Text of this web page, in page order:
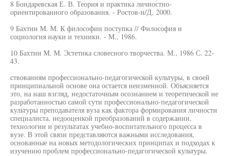
8 Бондаревская Е. В. Теория и практика личностно-
ориентированного образования. - Ростов-н/Д, 2000.
9 Бахтин М. М. К философии поступка // Философия и
социология науки и техники. - М., 1986.
10 Бахтин М. М. Эстетика словесного творчества. М., 1986 С. 22-
43.
ствованиям профессионально-педагогической культуры, в своей
принципиальной основе она остается неизменной. Объясняется
это, на наш взгляд, недостаточным осознанием и теоретической не
разработанностью самой сути профессионально-педагогической
культуры преподавателя вуза как фактора формирования личности
специалиста, недооценкой преобразований в содержании,
технологии и результатах учебно-воспитательного процесса в
вузе. В этой связи представляются важными исследования,
основанные на новых методологических принципах и подходах к
изучению проблем профессионально-педагогической культуры.